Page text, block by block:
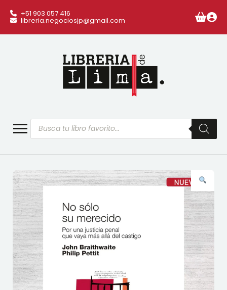
+51 903 057 416
libreria.negociosjp@gmail.com
Búsqueda
de
productos